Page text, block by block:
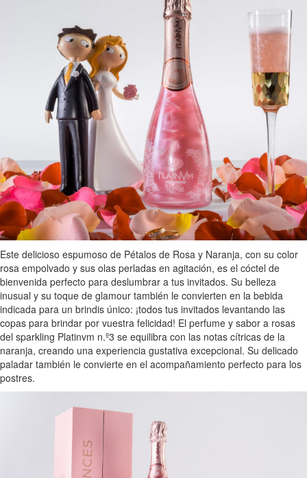
Este delicioso espumoso de Pétalos de Rosa y Naranja, con su color
rosa empolvado y sus olas perladas en agitación, es el cóctel de
bienvenida perfecto para deslumbrar a tus invitados. Su belleza
inusual y su toque de glamour también le convierten en la bebida
indicada para un brindis único: ¡todos tus invitados levantando las
copas para brindar por vuestra felicidad! El perfume y sabor a rosas
del sparkling Platinvm n.º3 se equilibra con las notas cítricas de la
naranja, creando una experiencia gustativa excepcional. Su delicado
paladar también le convierte en el acompañamiento perfecto para los
postres.